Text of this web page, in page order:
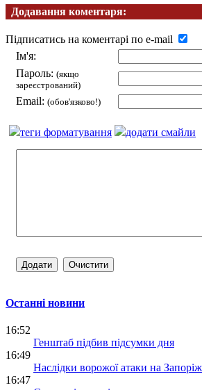
Додавання коментаря:
Підписатись на коментарі по e-mail
Ім'я:
Пароль: (якщо
зареєстрований)
Email: (обов'язково!)
теги форматування додати смайли
Останні новини
16:52
Генштаб підбив підсумки дня
16:49
Наслідки ворожої атаки на
16:47